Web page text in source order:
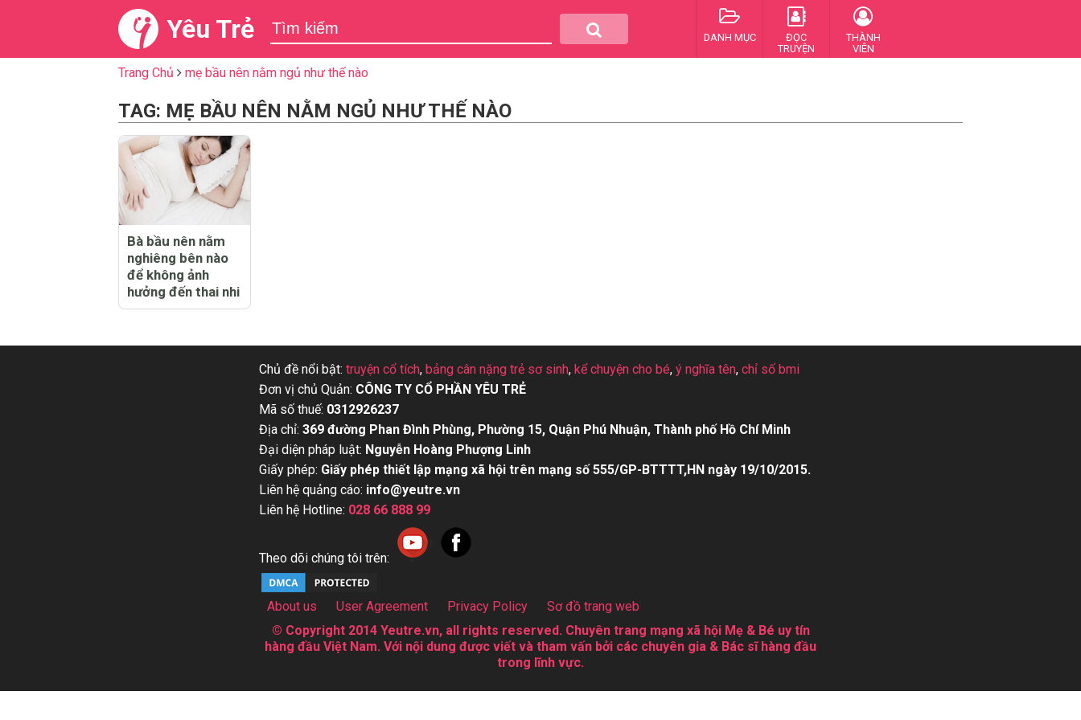
Yêu Trẻ DANH MỤC
ĐỌC
TRUYỆN
THÀNH
VIÊN
Trang Chủ mẹ bầu nên nằm ngủ như thế nào
TAG: MẸ BẦU NÊN NẰM NGỦ NHƯ THẾ NÀO
Bà bầu nên nằm
nghiêng bên nào
để không ảnh
hưởng đến thai nhi
Chủ đề nổi bật: truyện cổ tích, bảng cân nặng trẻ sơ sinh, kể chuyện cho bé, ý nghĩa tên, chỉ số bmi
Đơn vị chủ Quản: CÔNG TY CỔ PHẦN YÊU TRẺ
Mã số thuế: 0312926237
Địa chỉ: 369 đường Phan Đình Phùng, Phường 15, Quận Phú Nhuận, Thành phố Hồ Chí Minh
Đại diện pháp luật: Nguyễn Hoàng Phượng Linh
Giấy phép: Giấy phép thiết lập mạng xã hội trên mạng số 555/GP-BTTTT,HN ngày 19/10/2015.
Liên hệ quảng cáo: info@yeutre.vn
Liên hệ Hotline: 028 66 888 99
Theo dõi chúng tôi trên:
About us User Agreement Privacy Policy
Sơ đồ trang web
© Copyright 2014 Yeutre.vn, all rights reserved. Chuyên trang mạng xã hội Mẹ & Bé uy tín
hàng đầu Việt Nam. Với nội dung được viết và tham vấn bởi các chuyên gia & Bác sĩ hàng đầu
trong lĩnh vực.